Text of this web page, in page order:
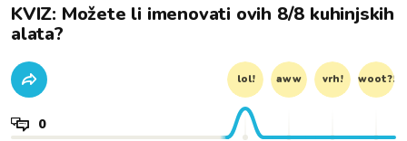
KVIZ: Možete li imenovati ovih 8/8 kuhinjskih
alata?
lol! aww vrh! woot?!
0